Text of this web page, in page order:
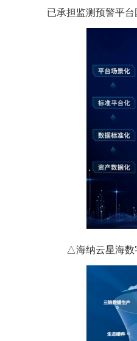
已承担监测预警平
△海纳云星海数